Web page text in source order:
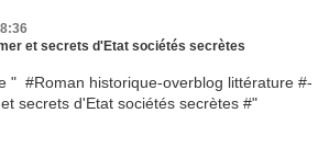
et secrets d'Etat sociétés secrètes